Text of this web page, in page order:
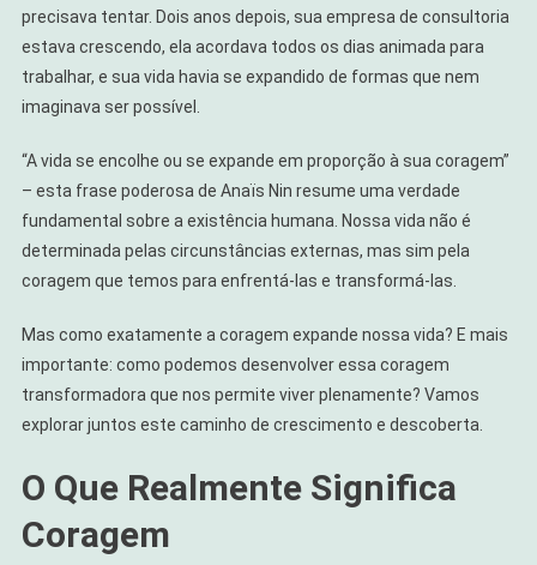
precisava tentar. Dois anos depois, sua empresa de consultoria
estava crescendo, ela acordava todos os dias animada para
trabalhar, e sua vida havia se expandido de formas que nem
imaginava ser possível.
“A vida se encolhe ou se expande em proporção à sua coragem”
– esta frase poderosa de Anaïs Nin resume uma verdade
fundamental sobre a existência humana. Nossa vida não é
determinada pelas circunstâncias externas, mas sim pela
coragem que temos para enfrentá-las e transformá-las.
Mas como exatamente a coragem expande nossa vida? E mais
importante: como podemos desenvolver essa coragem
transformadora que nos permite viver plenamente? Vamos
explorar juntos este caminho de crescimento e descoberta.
O Que Realmente Significa
Coragem